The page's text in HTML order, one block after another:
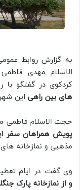
به گزارش روابط
الاسلام مهدی
کردکوی در گفتگو با
های بین راهی این
حجت الاسلام فاطمی
پویش همراهان سفر
مذهبی و نمازخانه
وی گفت: در ایام
و از نمازخانه پارک